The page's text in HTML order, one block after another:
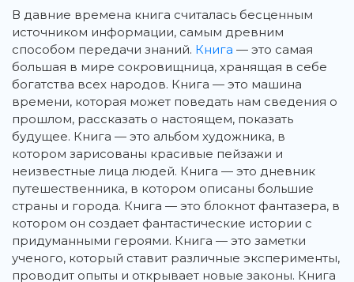
В давние времена книга считалась бесценным
источником информации, самым древним
способом передачи знаний. Книга — это самая
большая в мире сокровищница, хранящая в себе
богатства всех народов. Книга — это машина
времени, которая может поведать нам сведения о
прошлом, рассказать о настоящем, показать
будущее. Книга — это альбом художника, в
котором зарисованы красивые пейзажи и
неизвестные лица людей. Книга — это дневник
путешественника, в котором описаны большие
страны и города. Книга — это блокнот фантазера, в
котором он создает фантастические истории с
придуманными героями. Книга — это заметки
ученого, который ставит различные эксперименты,
проводит опыты и открывает новые законы. Книга